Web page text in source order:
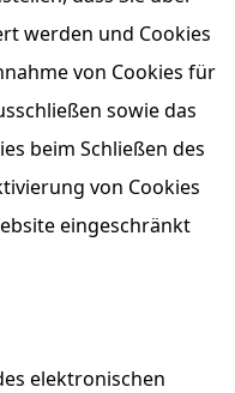
werden und Cookies
von Cookies für
sowie das
beim Schließen des
von Cookies
eingeschränkt
elektronischen